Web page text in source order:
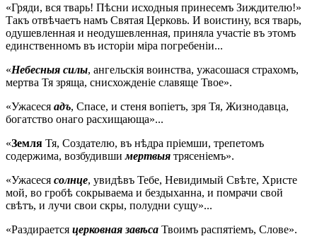
«Гряди, вся тварь! Пѣсни исходныя принесемъ Зиждителю!»
Такъ отвѣчаетъ намъ Святая Церковь. И воистину, вся тварь,
одушевленная и неодушевленная, приняла участіе въ этомъ
единственномъ въ исторіи міра погребеніи...
«Небесныя силы, ангельскія воинства, ужасошася страхомъ,
мертва Тя зряща, снисхожденіе славяще Твое».
«Ужасеся адъ, Спасе, и стеня вопіетъ, зря Тя, Жизнодавца,
богатство онаго расхищающа»...
«Земля Тя, Создателю, въ нѣдра пріемши, трепетомъ
содержима, возбудившимертвыя трясеніемъ».
«Ужасеся солнце, увидѣвъ Тебе, Невидимый Свѣте, Христе
мой, во гробѣ сокрываема и бездыханна, и помрачи свой
свѣтъ, и лучи свои скры, полудни сущу»...
«Раздирается церковная завѣса Твоимъ распятіемъ, Слове».